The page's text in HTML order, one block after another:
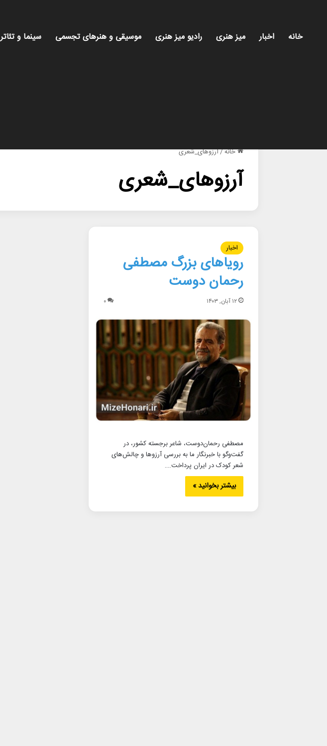
خانه اخبار میز هنری رادیو میز هنری موسیقی و هنرهای تجسمی سینما و تئاتر
خانه/آرزوهای_شعری
آرزوهای_شعری
اخبار
رویاهای بزرگ مصطفی
رحمان دوست
۱۲ آبان, ۱۴۰۳ ۰
مصطفی رحمان‌دوست، شاعر برجسته کشور، در
گفت‌وگو با خبرنگار ما به بررسی آرزوها و چالش‌های
شعر کودک در ایران پرداخت.…
بیشتر بخوانید »